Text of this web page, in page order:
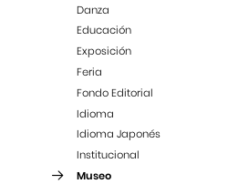
Danza
Educación
Exposición
Feria
Fondo Editorial
Idioma
Idioma Japonés
Institucional
Museo